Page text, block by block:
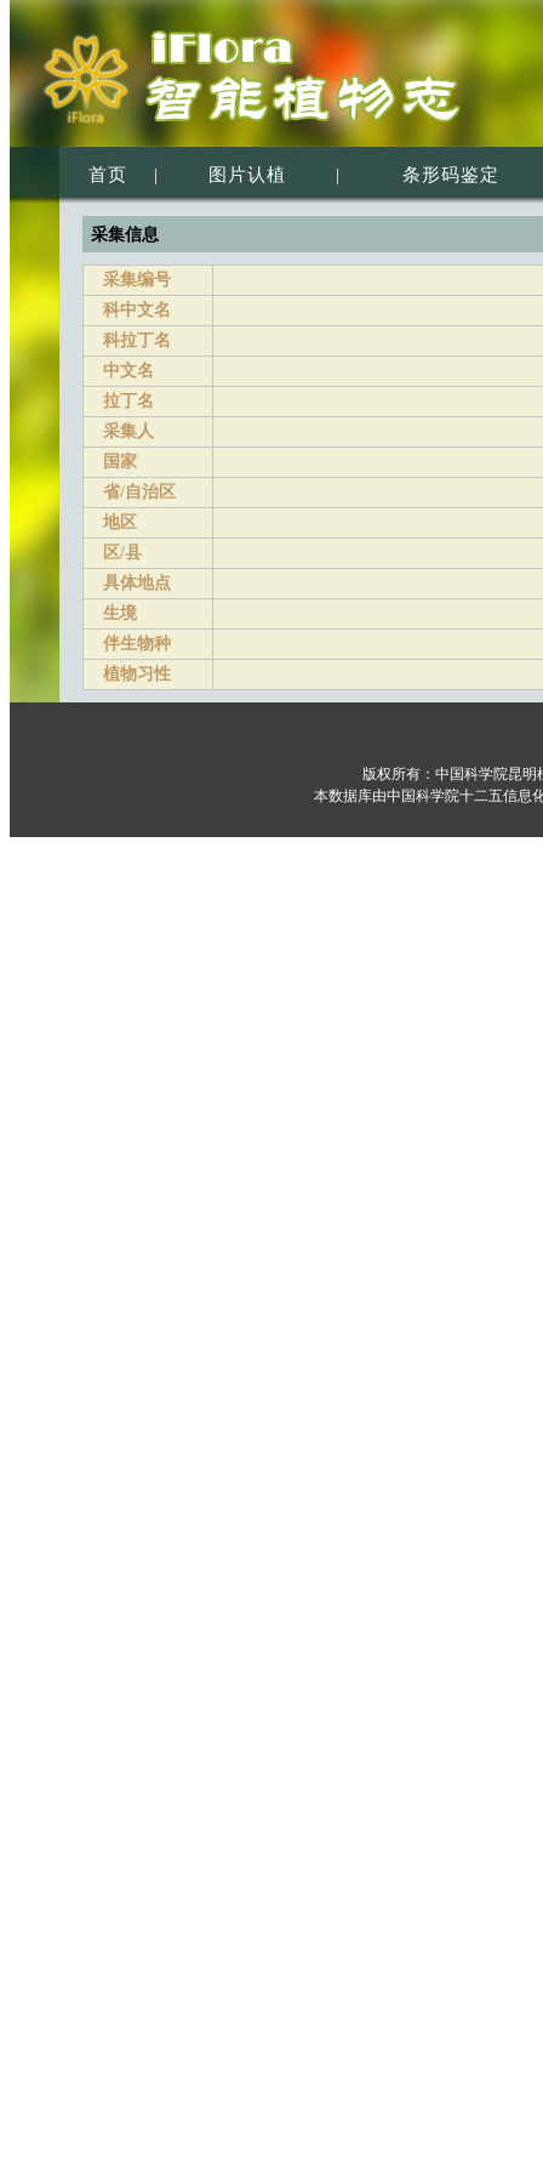
首页 | 图片认植 | 条形码鉴定
采集信息
采集编号
科中文名
科拉丁名
中文名
拉丁名
采集人
国家
省/自治区
地区
区/县
具体地点
生境
伴生物种
植物习性
版权所有：中国科学院昆
本数据库由中国科学院十二五信息